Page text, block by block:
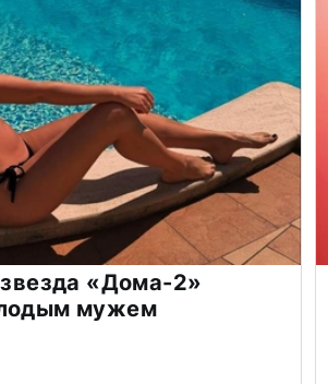
«Дома-2»
мужем